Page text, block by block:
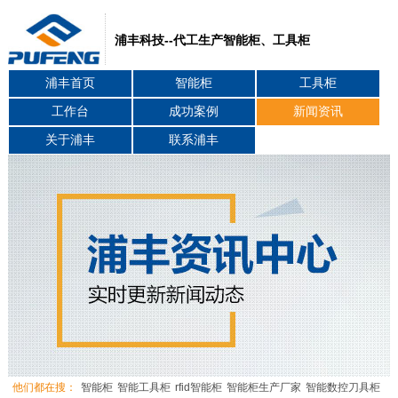
浦丰科技--代工生产智能柜、工具柜
浦丰首页 智能柜 工具柜
工作台 成功案例 新闻资讯
关于浦丰 联系浦丰
他们都在搜： 智能柜 智能工具柜 rfid智能柜 智能柜生产厂家 智能数控刀具柜